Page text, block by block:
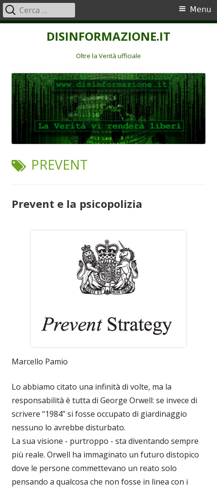
DISINFORMAZIONE.IT
Oltre la Verità ufficiale
Menu
principale
Menu
Ricerca
per:
TAG:
PREVENT
Prevent e la psicopolizia
Marcello Pamio
Lo abbiamo citato una infinità di volte, ma la
responsabilità è tutta di George Orwell: se invece di
scrivere “1984” si fosse occupato di giardinaggio
nessuno lo avrebbe disturbato.
La sua visione - purtroppo - sta diventando sempre
più reale. Orwell ha immaginato un futuro distopico
dove le persone commettevano un reato solo
pensando a qualcosa che non fosse in linea con i